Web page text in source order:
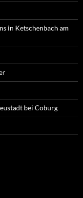
in Ketschenbach am
bei Coburg